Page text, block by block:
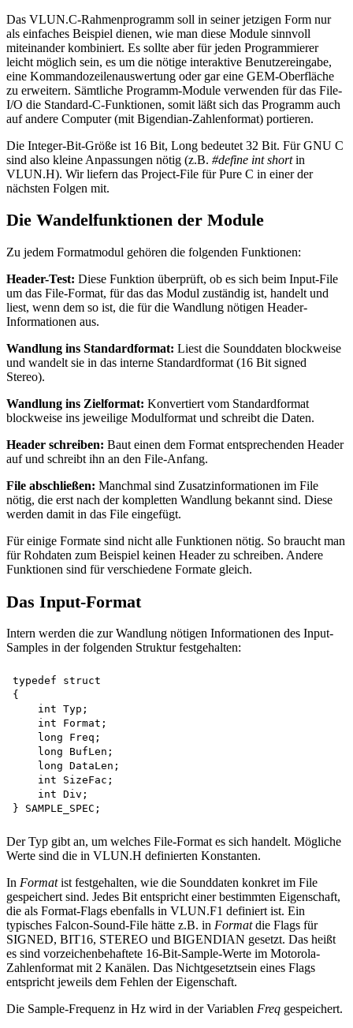
Das VLUN.C-Rahmenprogramm soll in seiner jetzigen Form nur
als einfaches Beispiel dienen, wie man diese Module sinnvoll
miteinander kombiniert. Es sollte aber für jeden Programmierer
leicht möglich sein, es um die nötige interaktive Benutzereingabe,
eine Kommandozeilenauswertung oder gar eine GEM-Oberfläche
zu erweitern. Sämtliche Programm-Module verwenden für das File-
I/O die Standard-C-Funktionen, somit läßt sich das Programm auch
auf andere Computer (mit Bigendian-Zahlenformat) portieren.
Die Integer-Bit-Größe ist 16 Bit, Long bedeutet 32 Bit. Für GNU C
sind also kleine Anpassungen nötig (z.B. #define int shortin
VLUN.H). Wir liefern das Project-File für Pure C in einer der
nächsten Folgen mit.
Die Wandelfunktionen der Module
Zu jedem Formatmodul gehören die folgenden Funktionen:
Header-Test: Diese Funktion überprüft, ob es sich beim Input-File
um das File-Format, für das das Modul zuständig ist, handelt und
liest, wenn dem so ist, die für die Wandlung nötigen Header-
Informationen aus.
Wandlung ins Standardformat: Liest die Sounddaten blockweise
und wandelt sie in das interne Standardformat (16 Bit signed
Stereo).
Wandlung ins Zielformat: Konvertiert vom Standardformat
blockweise ins jeweilige Modulformat und schreibt die Daten.
Header schreiben: Baut einen dem Format entsprechenden Header
auf und schreibt ihn an den File-Anfang.
File abschließen: Manchmal sind Zusatzinformationen im File
nötig, die erst nach der kompletten Wandlung bekannt sind. Diese
werden damit in das File eingefügt.
Für einige Formate sind nicht alle Funktionen nötig. So braucht man
für Rohdaten zum Beispiel keinen Header zu schreiben. Andere
Funktionen sind für verschiedene Formate gleich.
Das Input-Format
Intern werden die zur Wandlung nötigen Informationen des Input-
Samples in der folgenden Struktur festgehalten:
typedef struct
{
    int Typ;
    int Format;
    long Freq;
    long BufLen;
    long DataLen;
    int SizeFac;
    int Div;
Der Typ gibt an, um welches File-Format es sich handelt. Mögliche
Werte sind die in VLUN.H definierten Konstanten.
In Formatist festgehalten, wie die Sounddaten konkret im File
gespeichert sind. Jedes Bit entspricht einer bestimmten Eigenschaft,
die als Format-Flags ebenfalls in VLUN.F1 definiert ist. Ein
typisches Falcon-Sound-File hätte z.B. in Formatdie Flags für
SIGNED, BIT16, STEREO und BIGENDIAN gesetzt. Das heißt
es sind vorzeichenbehaftete 16-Bit-Sample-Werte im Motorola-
Zahlenformat mit 2 Kanälen. Das Nichtgesetztsein eines Flags
entspricht jeweils dem Fehlen der Eigenschaft.
Die Sample-Frequenz in Hz wird in der Variablen Freq gespeichert.